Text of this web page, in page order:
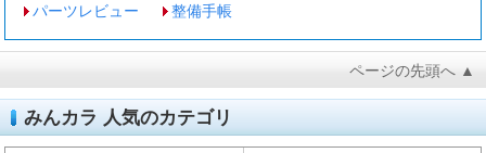
パーツレビュー 整備手帳
ページの先頭へ ▲
みんカラ 人気のカテゴリ